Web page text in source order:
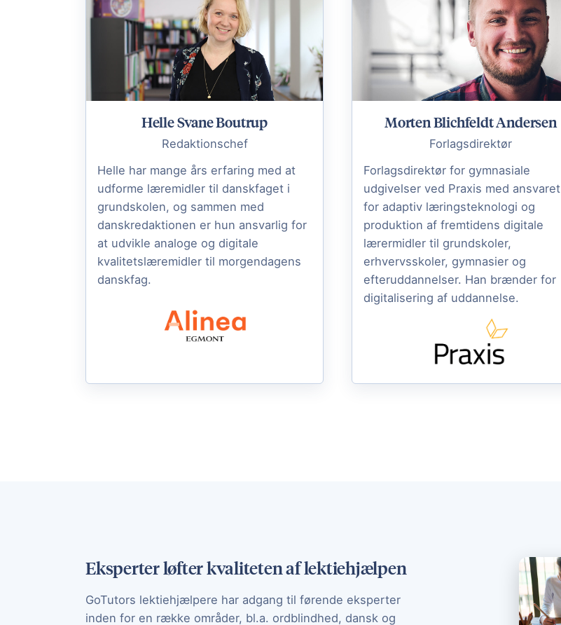
Helle Svane Boutrup
Redaktionschef
Helle har mange års erfaring med at
udforme læremidler til danskfaget i
grundskolen, og sammen med
danskredaktionen er hun ansvarlig for
at udvikle analoge og digitale
kvalitetslæremidler til morgendagens
danskfag.
Morten Blichfeldt Andersen
Forlagsdirektør
Forlagsdirektør for gymnasiale
udgivelser ved Praxis med ansvaret
for adaptiv læringsteknologi og
produktion af fremtidens digitale
lærermidler til grundskoler,
erhvervsskoler, gymnasier og
efteruddannelser. Han brænder for
digitalisering af uddannelse.
Eksperter løfter kvaliteten af lektiehjælpen
GoTutors lektiehjælpere har adgang til førende eksperter
inden for en række områder, bl.a. ordblindhed, dansk og